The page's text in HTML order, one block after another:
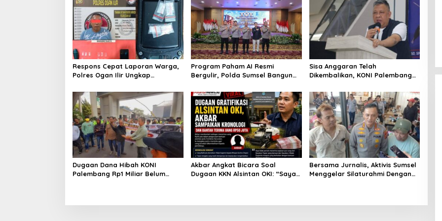
i
a
n
L
i
n
g
k
u
g
a
n
d
a
n
K
s
e
a
Respons Cepat Laporan Warga,
Polres Ogan Ilir Ungkap
Selatan
Program Paham AI Resmi
Bergulir, Polda Sumsel Bangun
Sisa Anggaran Telah
Dikembalikan, KONI Palembang
Dugaan Dana Hibah KONI
Palembang Rp1 Miliar Belum
Akbar Angkat Bicara Soal
Dugaan KKN Alsintan OKI: “Saya
Bersama Jurnalis, Aktivis Sumsel
Menggelar Silaturahmi Dengan
DPW PAN Sumsel Segera
Laksanakan Musyawarah Wilayah
2025
Di Politik | Sabtu, 15-03-2025, | 17:12,